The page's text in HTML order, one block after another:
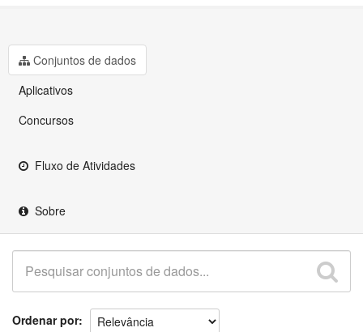
Conjuntos de dados
Aplicativos
Concursos
Fluxo de Atividades
Sobre
Ordenar por